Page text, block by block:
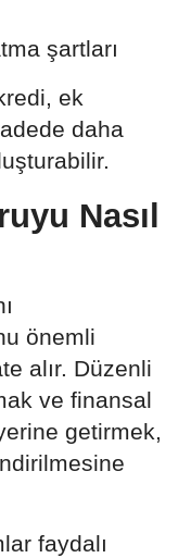
şartları
ek
daha
Nasıl
önemli
alır. Düzenli
ve finansal
getirmek,
faydalı